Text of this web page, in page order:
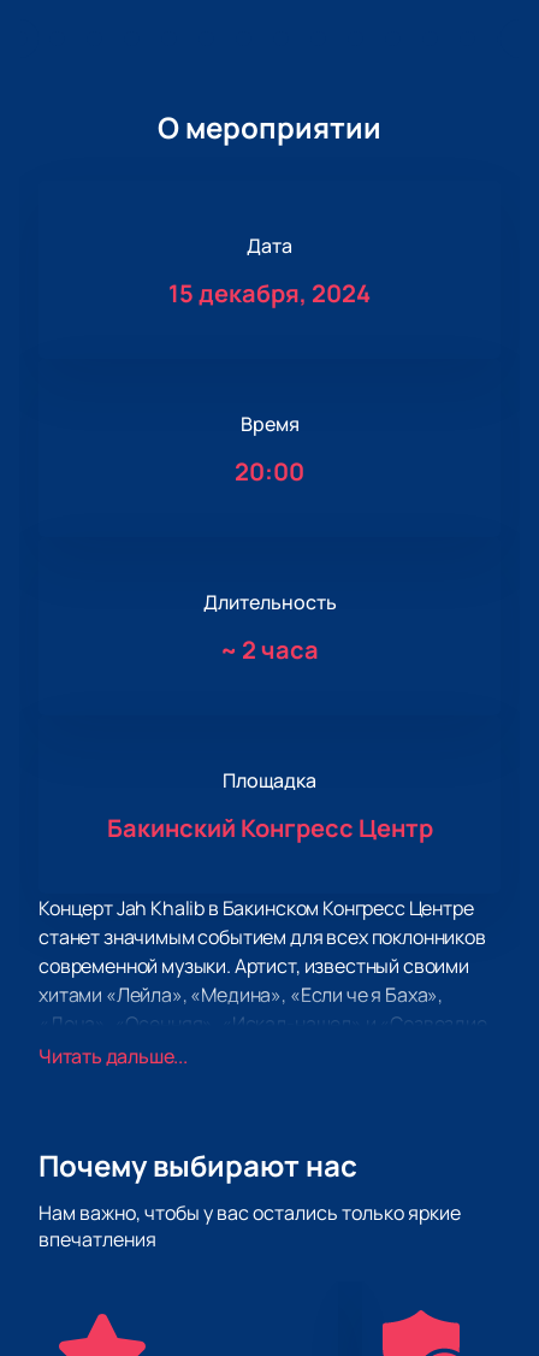
О мероприятии
Дата
15 декабря, 2024
Время
20:00
Длительность
~ 2 часа
Площадка
Бакинский Конгресс Центр
Концерт Jah Khalib в Бакинском Конгресс Центре
станет значимым событием для всех поклонников
современной музыки. Артист, известный своими
хитами «Лейла», «Медина», «Если че я Баха»,
«Доча», «Осенняя», «Искал-нашел» и «Созвездие
ангела», выступит со своими лучшими
местных жителей, так и гостей города.
является одной из самых современных и
комфортных площадок в столице. Центр
обеспечивает высокое качество звука и света.
Просторный зал вмещает большое количество
Читать дальше...
Почему выбирают нас
Нам важно, чтобы у вас остались только яркие
впечатления